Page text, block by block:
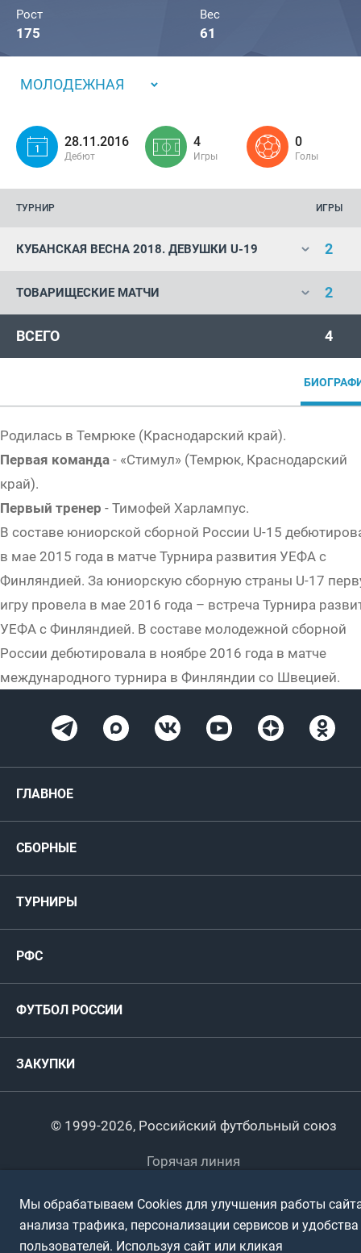
Рост
175
Вес
61
МОЛОДЕЖНАЯ
28.11.2016
Дебют
4
Игры
0
Голы
ТУРНИР ИГРЫ
КУБАНСКАЯ ВЕСНА 2018. ДЕВУШКИ U-19 2
ТОВАРИЩЕСКИЕ МАТЧИ 2
ВСЕГО 4
Родилась в Темрюке (Краснодарский край).
Первая команда - «Стимул» (Темрюк, Краснодарский
край).
Первый тренер - Тимофей Харлампус.
В составе юниорской сборной России U-15
в мае 2015 года в матче Турнира развития УЕФА с
Финляндией. За юниорскую сборную страны U-17
игру провела в мае 2016 года – встреча Турнира
УЕФА с Финляндией. В составе молодежной сборной
России дебютировала в ноябре 2016 года в матче
международного турнира в Финляндии со Швецией.
ГЛАВНОЕ
Карта болельщика
СБОРНЫЕ
Футзал
ТУРНИРЫ
Международные
РФС
Регионы
ФУТБОЛ РОССИИ
Пляжный
Футбольное двоеборье
Любители
Спортшколы
Ветераны
ЗАКУПКИ
© 1999-2026, Российский футбольный союз
Горячая линия
Политика обработки персональных данных
Использование информации
Мы обрабатываем Cookies для улучшения работы
анализа трафика, персонализации сервисов и удобства
пользователей. Используя сайт или кликая